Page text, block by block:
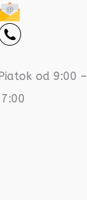
od 9:00 –